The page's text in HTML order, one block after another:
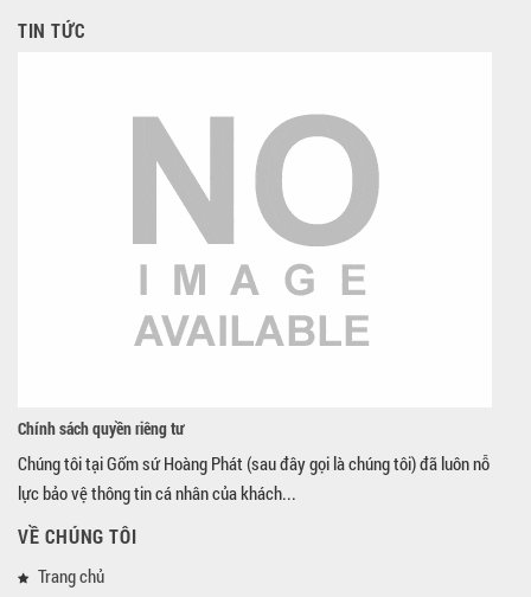
TIN TỨC
Chính sách quyền riêng tư
Chúng tôi tại Gốm sứ Hoàng Phát (sau đây gọi là chúng tôi) đã luôn nỗ
lực bảo vệ thông tin cá nhân của khách...
VỀ CHÚNG TÔI
Trang chủ